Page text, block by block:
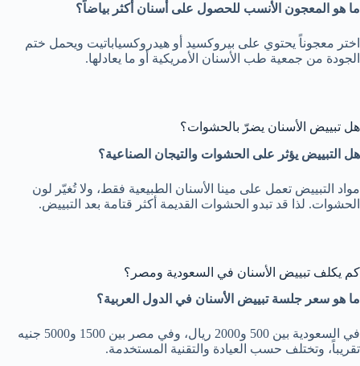
ما هو المعجون الأنسب للحصول على أسنان أكثر بياضاً؟
اختر معجوناً يحتوي على بيروكسيد أو هيدروكسياباتيت ويحمل ختم
الجودة من جمعية طب الأسنان الأمريكية أو ما يعادلها.
هل تبييض الأسنان يضرّ بالحشوات؟
هل التبييض يؤثر على الحشوات والتيجان الصناعية؟
مواد التبييض تعمل على مينا الأسنان الطبيعية فقط، ولا تُغيّر لون
الحشوات. لذا قد تبدو الحشوات القديمة أكثر قتامة بعد التبييض.
كم يكلف تبييض الأسنان في السعودية ومصر؟
ما هو سعر جلسة تبييض الأسنان في الدول العربية؟
في السعودية بين 500 و2000 ريال، وفي مصر بين 1500 و5000 جنيه
تقريباً، وتختلف حسب العيادة والتقنية المستخدمة.